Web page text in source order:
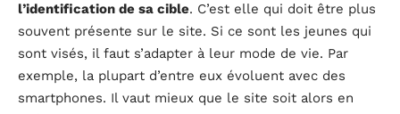
l’identification de sa cible. C’est elle qui doit être plus
souvent présente sur le site. Si ce sont les jeunes qui
sont visés, il faut s’adapter à leur mode de vie. Par
exemple, la plupart d’entre eux évoluent avec des
smartphones. Il vaut mieux que le site soit alors en